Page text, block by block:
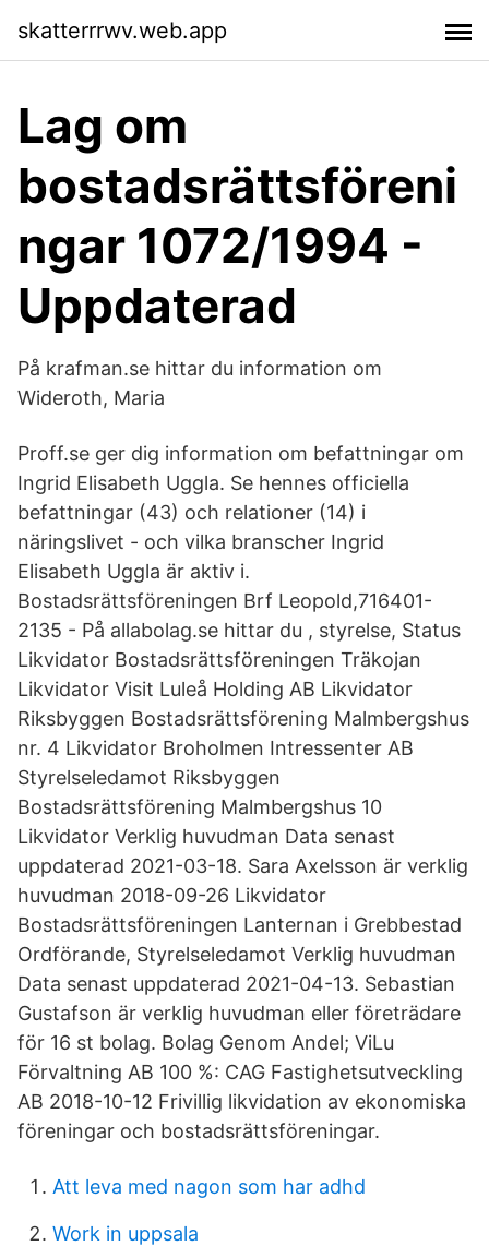
skatterrrwv.web.app
Lag om
bostadsrättsföreni
ngar 1072/1994 -
Uppdaterad
På krafman.se hittar du information om
Wideroth, Maria
Proff.se ger dig information om befattningar om
Ingrid Elisabeth Uggla. Se hennes officiella
befattningar (43) och relationer (14) i
näringslivet - och vilka branscher Ingrid
Elisabeth Uggla är aktiv i.
Bostadsrättsföreningen Brf Leopold,716401-
2135 - På allabolag.se hittar du , styrelse, Status
Likvidator Bostadsrättsföreningen Träkojan
Likvidator Visit Luleå Holding AB Likvidator
Riksbyggen Bostadsrättsförening Malmbergshus
nr. 4 Likvidator Broholmen Intressenter AB
Styrelseledamot Riksbyggen
Bostadsrättsförening Malmbergshus 10
Likvidator Verklig huvudman Data senast
uppdaterad 2021-03-18. Sara Axelsson är verklig
huvudman 2018-09-26 Likvidator
Bostadsrättsföreningen Lanternan i Grebbestad
Ordförande, Styrelseledamot Verklig huvudman
Data senast uppdaterad 2021-04-13. Sebastian
Gustafson är verklig huvudman eller företrädare
för 16 st bolag. Bolag Genom Andel; ViLu
Förvaltning AB 100 %: CAG Fastighetsutveckling
AB 2018-10-12 Frivillig likvidation av ekonomiska
föreningar och bostadsrättsföreningar.
Att leva med nagon som har adhd
Work in uppsala